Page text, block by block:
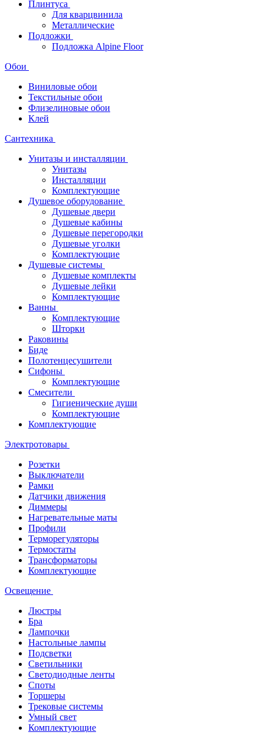
Плинтуса
Для кварцвинила
Металлические
Подложки
Подложка Alpine Floor
Обои
Виниловые обои
Текстильные обои
Флизелиновые обои
Клей
Сантехника
Унитазы и инсталляции
Унитазы
Инсталляции
Комплектующие
Душевое оборудование
Душевые двери
Душевые кабины
Душевые перегородки
Душевые уголки
Комплектующие
Душевые системы
Душевые комплекты
Душевые лейки
Комплектующие
Ванны
Комплектующие
Шторки
Раковины
Биде
Полотенцесушители
Сифоны
Комплектующие
Смесители
Гигиенические души
Комплектующие
Комплектующие
Электротовары
Розетки
Выключатели
Рамки
Датчики движения
Диммеры
Нагревательные маты
Профили
Терморегуляторы
Термостаты
Трансформаторы
Комплектующие
Освещение
Люстры
Бра
Лампочки
Настольные лампы
Подсветки
Светильники
Светодиодные ленты
Споты
Торшеры
Трековые системы
Умный свет
Комплектующие